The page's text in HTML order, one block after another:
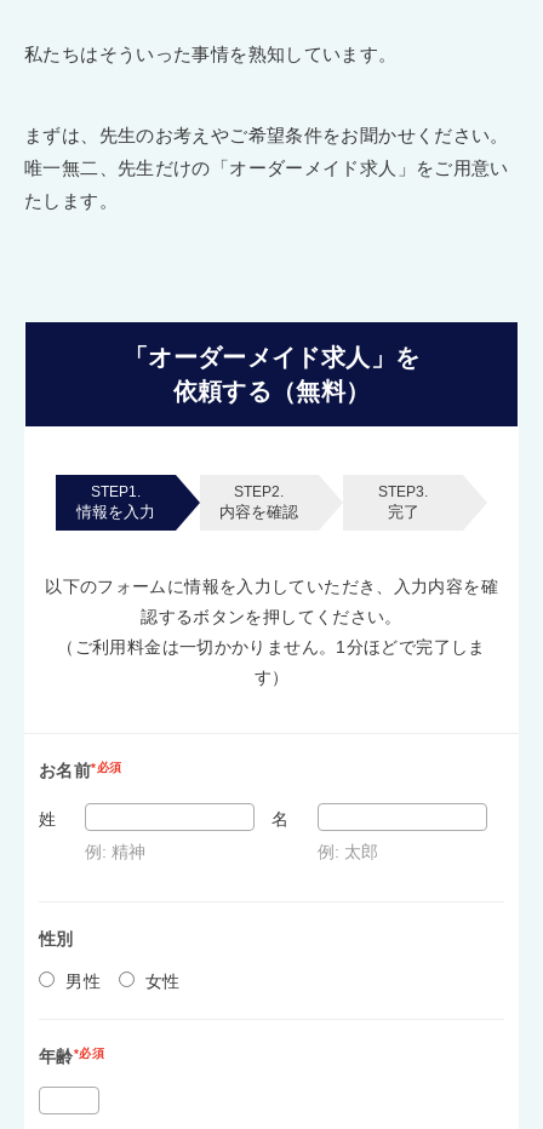
私たちはそういった事情を熟知しています。
まずは、先生のお考えやご希望条件をお聞かせください。
唯一無二、先生だけの「オーダーメイド求人」をご用意い
たします。
「オーダーメイド求人」を
依頼する（無料）
STEP1.
情報を入力
STEP2.
内容を確認
STEP3.
完了
以下のフォームに情報を入力していただき、入力内容を確
認するボタンを押してください。
（ご利用料金は一切かかりません。1分ほどで完了しま
す）
お名前*必須
姓
例: 精神
名
例: 太郎
性別
男性 女性
年齢*必須